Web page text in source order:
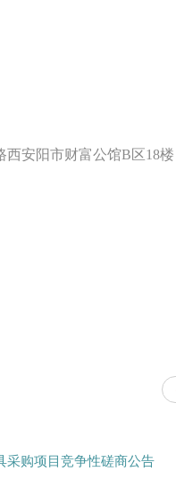
西安阳市财富公馆B区18楼
采购项目竞争性磋商公告